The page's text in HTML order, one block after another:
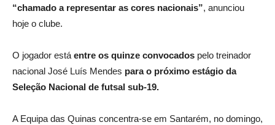
“chamado a representar as cores nacionais”, anunciou
hoje o clube.
O jogador está entre os quinze convocados pelo treinador
nacional José Luís Mendes para o próximo estágio da
Seleção Nacional de futsal sub-19.
A Equipa das Quinas concentra-se em Santarém, no domingo,